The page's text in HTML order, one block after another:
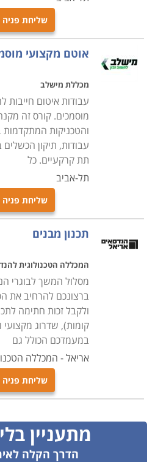
שליחת פניה
אוטם מקצועי
מכללת מישלב
עבודות איטום חייבות
מוסמכים. קורס זה
והטכניקות המתקדמות
עבודות, תיקון
תת קרקעיים. כל
תל-אביב
שליחת פניה
תכנון מבנים
המכללה הטכנולוגית
מסלול המשך לבוגרי
ברצונכם להרחיב את
קומות), שדרוג מקצועי
במעמדכם הכולל גם
אריאל - המכללה
שליחת פניה
מתעניין
הדרך הקלה